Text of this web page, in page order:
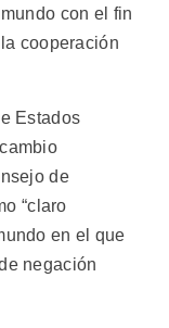
con el fin
cooperación
Estados
de
“claro
en el que
negación